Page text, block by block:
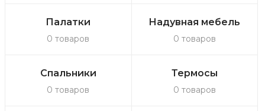
Палатки
0 товаров
Надувная мебель
0 товаров
Спальники
0 товаров
Термосы
0 товаров